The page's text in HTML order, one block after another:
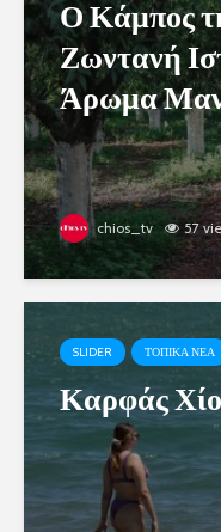
Ο Κάμπος
Ζωντανή
Άρωμα
chios_tv 57
SLIDER ΤΟΠΙΚΑ ΝΕΑ
Καρφάς